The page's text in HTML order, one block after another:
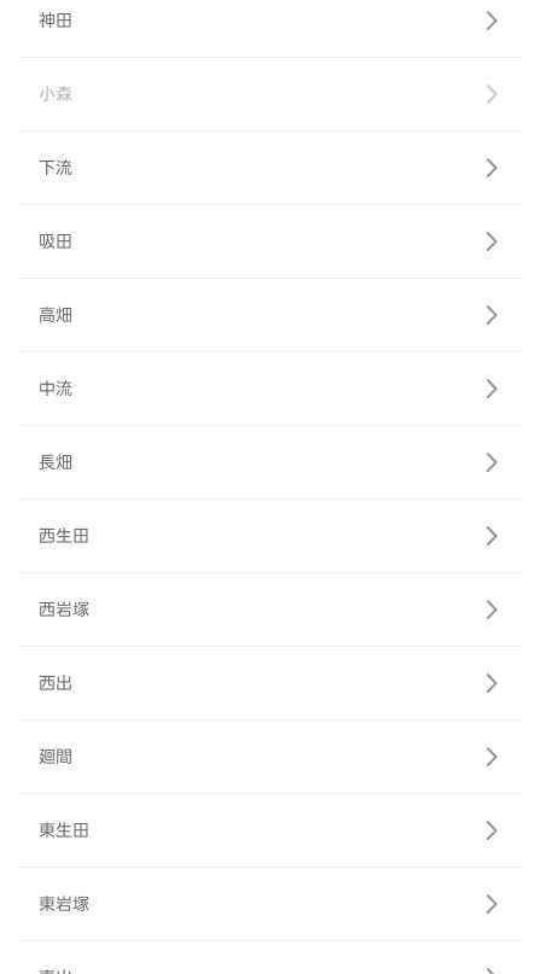
神田
小森
下流
吸田
高畑
中流
長畑
西生田
西岩塚
西出
廻間
東生田
東岩塚